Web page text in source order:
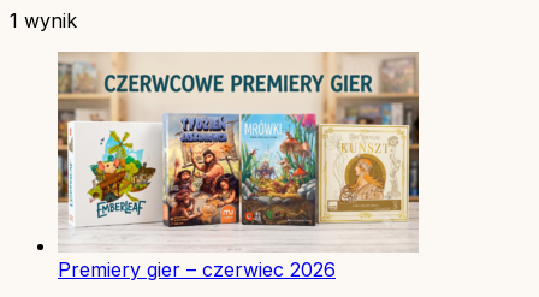
1 wynik
Premiery gier – czerwiec 2026